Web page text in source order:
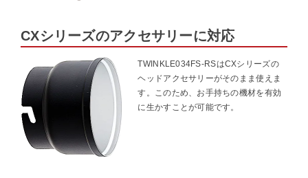
CXシリーズのアクセサリーに対応
TWINKLE034FS-RSはCXシリーズの
ヘッドアクセサリーがそのまま使えま
す。このため、お手持ちの機材を有効
に生かすことが可能です。